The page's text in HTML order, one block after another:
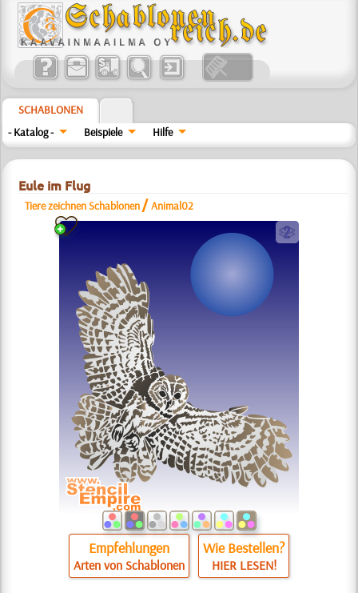
SCHABLONEN
- Katalog -
Beispiele Hilfe
Eule im Flug
Tiere zeichnen Schablonen /Animal02
b
Empfehlungen
Arten von Schablonen
Wie Bestellen?
HIER LESEN!